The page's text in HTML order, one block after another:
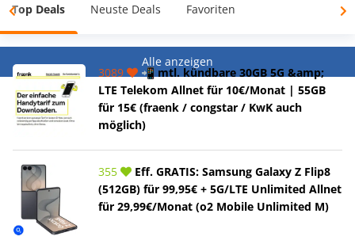
Top Deals Neuste Deals Favoriten
Alle anzeigen
3089
📲 mtl. kündbare 30GB 5G &amp;
LTE Telekom Allnet für 10€/Monat | 55GB
für 15€ (fraenk / congstar / KwK auch
möglich)
355
Eff. GRATIS: Samsung Galaxy Z Flip8
(512GB) für 99,95€ + 5G/LTE Unlimited Allnet
für 29,99€/Monat (o2 Mobile Unlimited M)